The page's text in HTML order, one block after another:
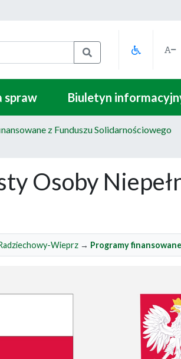
Szukaj
spraw Biuletyn
z Funduszu Solidarnościowego
Osoby
Wieprz → Programy